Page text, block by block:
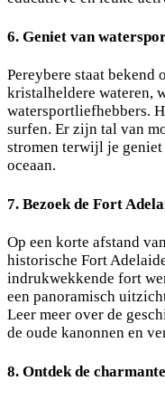
6. Geniet van
Pereybere staat bekend
kristalheldere wateren,
watersportliefhebbers.
surfen. Er zijn tal van
stromen terwijl je
oceaan.
7. Bezoek de Fort
Op een korte afstand
historische Fort
indrukwekkende fort
een panoramisch
Leer meer over de
de oude kanonnen en
8. Ontdek de